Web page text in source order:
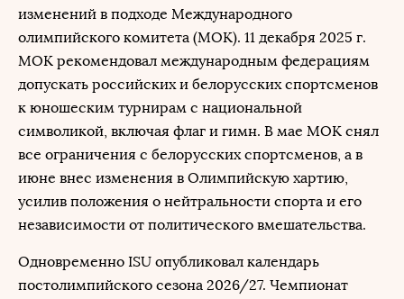
изменений в подходе Международного
олимпийского комитета (МОК). 11 декабря 2025 г.
МОК рекомендовал международным федерациям
допускать российских и белорусских спортсменов
к юношеским турнирам с национальной
символикой, включая флаг и гимн. В мае МОК снял
все ограничения с белорусских спортсменов, а в
июне внес изменения в Олимпийскую хартию,
усилив положения о нейтральности спорта и его
независимости от политического вмешательства.
Одновременно ISU опубликовал календарь
постолимпийского сезона 2026/27. Чемпионат